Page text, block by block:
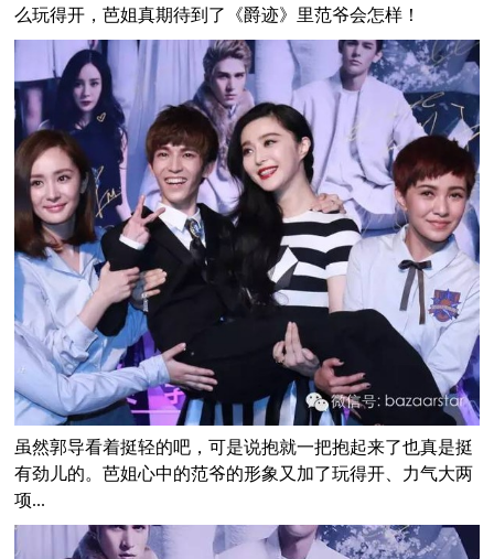
么玩得开，芭姐真期待到了《爵迹》里范爷会怎样！
虽然郭导看着挺轻的吧，可是说抱就一把抱起来了也真是挺
有劲儿的。芭姐心中的范爷的形象又加了玩得开、力气大两
项...